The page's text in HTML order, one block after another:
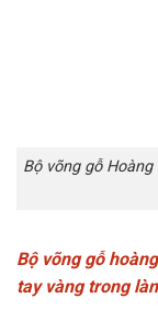
Bộ võng gỗ
Bộ võng gỗ
tay vàng trong